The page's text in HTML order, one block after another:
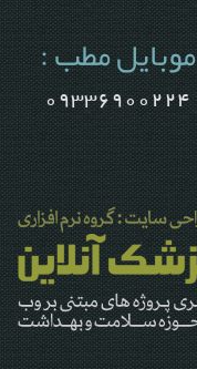
موبایل مطب :
09336900224